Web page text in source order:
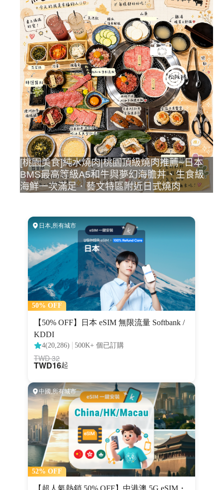
[桃園美食]純水燒肉|桃園頂級燒肉推薦~日本
BMS最高等級A5和牛與夢幻海膽丼、生食級
海鮮一次滿足．藝文特區附近日式燒肉